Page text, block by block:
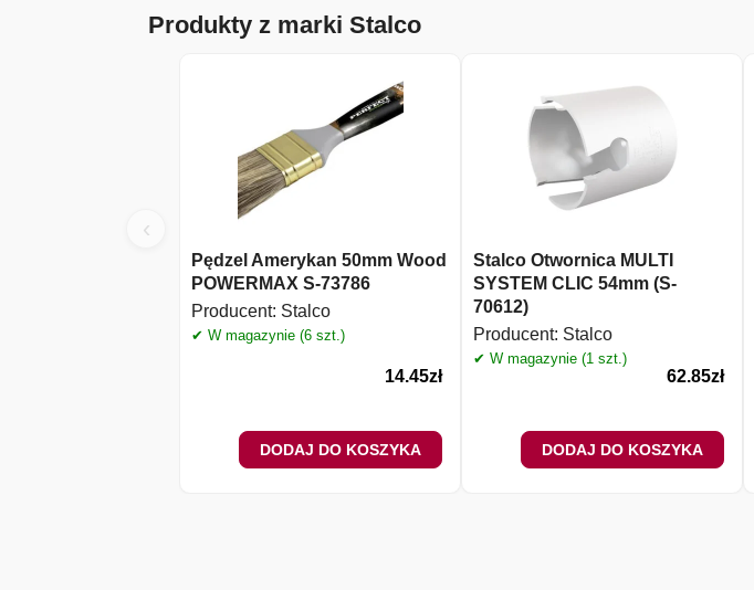
Produkty z marki Stalco
‹
Pędzel Amerykan 50mm Wood
POWERMAX S-73786
Producent: Stalco
✔ W magazynie (6 szt.)
14.45zł
DODAJ DO KOSZYKA
Stalco Otwornica MULTI
SYSTEM CLIC 54mm (S-
70612)
Producent: Stalco
✔ W magazynie (1 szt.)
62.85zł
DODAJ DO KOSZYKA